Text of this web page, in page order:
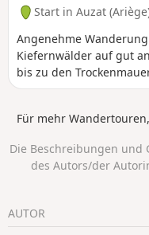
Start in Auzat
Angenehme
Kiefernwälder auf gut
bis zu den
Tignalbu. Blick auf das
Pic de la Madelon und
Regeneration der Flora
Starten Sie nicht zu
ziemlich anstrengend.
Rauschen des
kleine Badestellen
Für mehr
Die Beschreibungen und
des Autors/der
AUTOR